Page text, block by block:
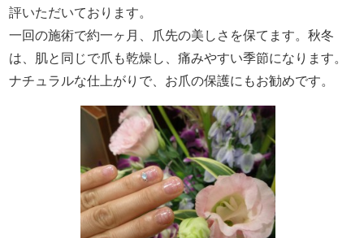
評いただいております。
一回の施術で約一ヶ月、爪先の美しさを保てます。秋冬
は、肌と同じで爪も乾燥し、痛みやすい季節になります。
ナチュラルな仕上がりで、お爪の保護にもお勧めです。